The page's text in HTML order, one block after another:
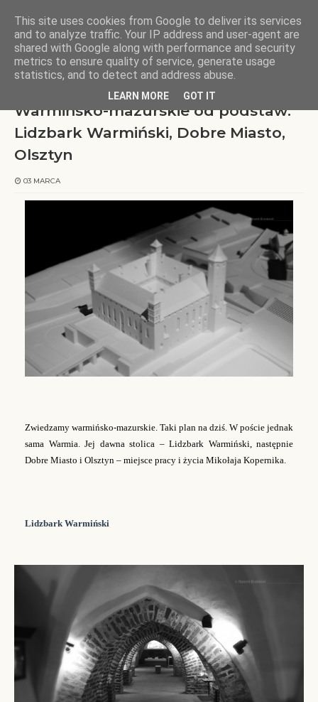
KOCHAMY WARMIĘ
Strona główna zamki
Warmińsko-mazurskie od podstaw: Lidzbark
Warmiński, Dobre Miasto, Olsztyn
Warmińsko-mazurskie od podstaw:
Lidzbark Warmiński, Dobre Miasto,
Olsztyn
03 MARCA
Zwiedzamy warmińsko-mazurskie. Taki plan na dziś. W poście jednak
sama Warmia. Jej dawna stolica –Lidzbark Warmiński, następnie
Dobre Miasto i Olsztyn – miejsce pracy i życia Mikołaja Kopernika.
Lidzbark Warmiński
This site uses cookies from Google to deliver its services
and to analyze traffic. Your IP address and user-agent are
shared with Google along with performance and security
metrics to ensure quality of service, generate usage
statistics, and to detect and address abuse.
LEARN MORE GOT IT